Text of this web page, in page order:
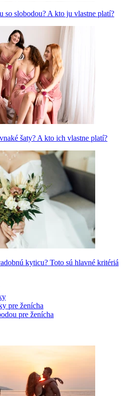
so slobodou? A kto ju vlastne platí?
šaty? A kto ich vlastne platí?
kyticu? Toto sú hlavné kritériá
pre ženícha
pre ženícha